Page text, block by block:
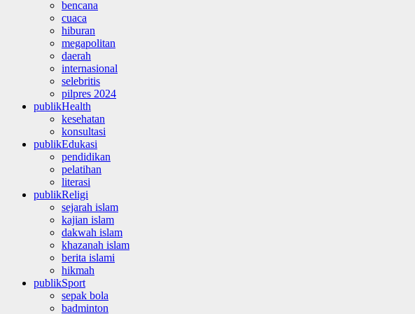
bencana
cuaca
hiburan
megapolitan
daerah
internasional
selebritis
pilpres 2024
publikHealth
kesehatan
konsultasi
publikEdukasi
pendidikan
pelatihan
literasi
publikReligi
sejarah islam
kajian islam
dakwah islam
khazanah islam
berita islami
hikmah
publikSport
sepak bola
badminton